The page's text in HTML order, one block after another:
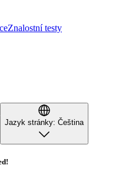
Znalostní testy
Jazyk stránky: Čeština